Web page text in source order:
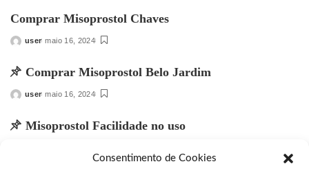
Consentimento de Cookies
Comprar Misoprostol Chaves
Posted
user maio 16, 2024
Comprar Misoprostol Belo Jardim
Posted
user maio 16, 2024
Misoprostol Facilidade no uso